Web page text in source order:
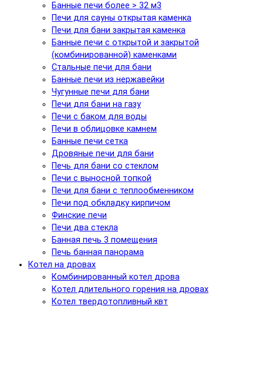
Банные печи более > 32 м3
Печи для сауны открытая каменка
Печи для бани закрытая каменка
Банные печи с открытой и закрытой
(комбинированной) каменками
Стальные печи для бани
Банные печи из нержавейки
Чугунные печи для бани
Печи для бани на газу
Печи с баком для воды
Печи в облицовке камнем
Банные печи сетка
Дровяные печи для бани
Печь для бани со стеклом
Печи с выносной топкой
Печи для бани с теплообменником
Печи под обкладку кирпичом
Финские печи
Печи два стекла
Банная печь 3 помещения
Печь банная панорама
Котел на дровах
Комбинированный котел дрова
Котел длительного горения на дровах
Котел твердотопливный квт